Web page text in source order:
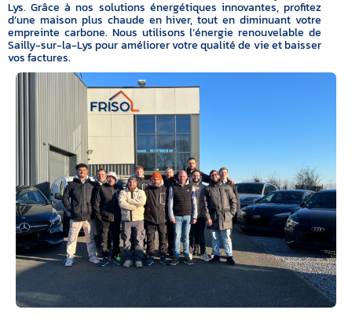
Lys. Grâce à nos solutions énergétiques innovantes, profitez
d’une maison plus chaude en hiver, tout en diminuant votre
empreinte carbone. Nous utilisons l’énergie renouvelable de
Sailly-sur-la-Lys pour améliorer votre qualité de vie et baisser
vos factures.